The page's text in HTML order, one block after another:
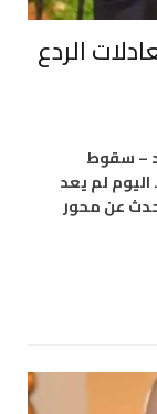
الردع
– سقوط
لم يعد
عن محور